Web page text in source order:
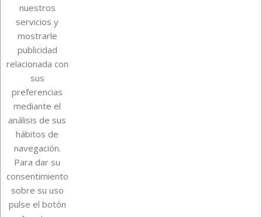
Su cuenta
Información de la tienda
InstagramTikTok
nuestros
servicios y
mostrarle
publicidad
relacionada con
sus
preferencias
mediante el
análisis de sus
hábitos de
navegación.
Para dar su
consentimiento
sobre su uso
pulse el botón